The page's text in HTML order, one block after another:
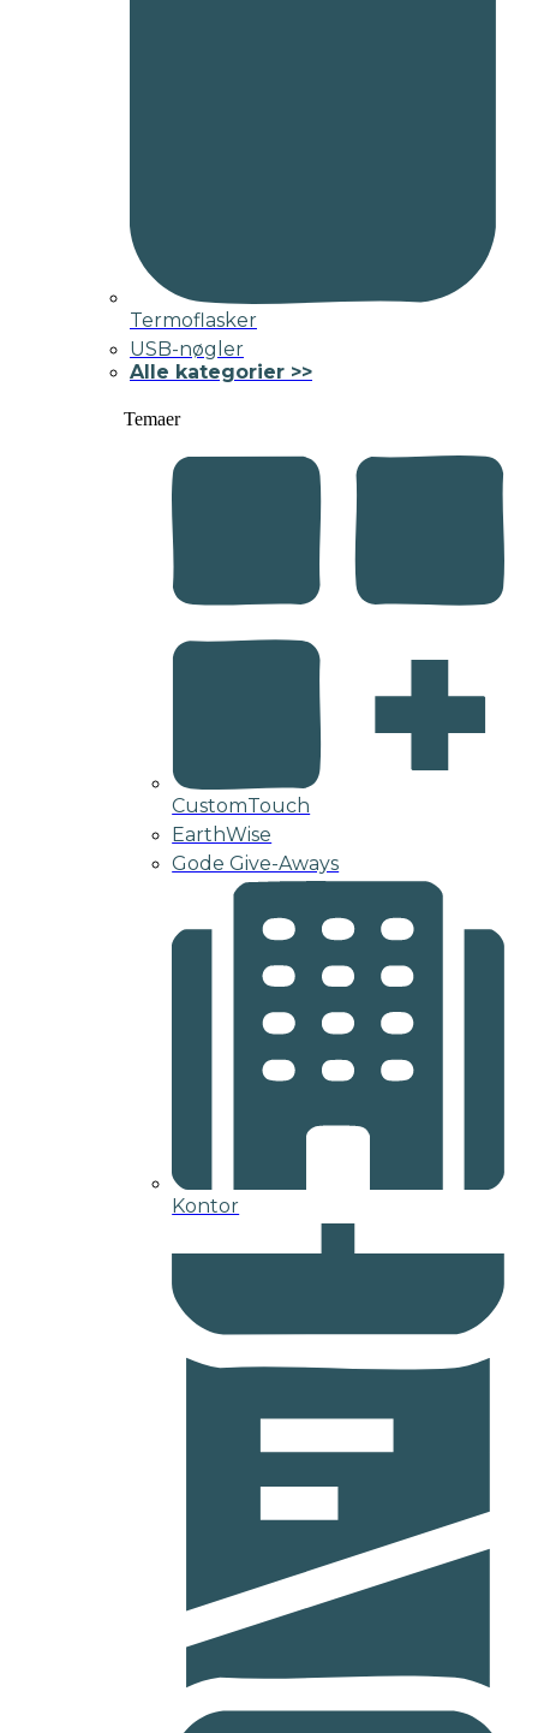
Termoflasker
USB-nøgler
Alle kategorier >>
Temaer
CustomTouch
EarthWise
Gode Give-Aways
Kontor